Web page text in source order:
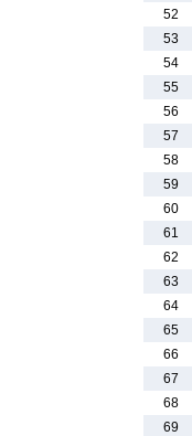
52
53
54
55
56
57
58
59
60
61
62
63
64
65
66
67
68
69